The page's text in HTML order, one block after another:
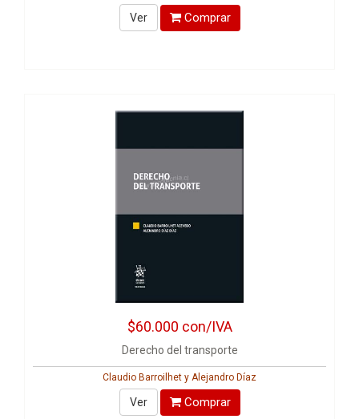
Ver Comprar
$60.000 con/IVA
Derecho del transporte
Claudio Barroilhet y Alejandro Díaz
Ver Comprar